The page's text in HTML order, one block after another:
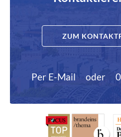
ZUM
Per E-Mail oder